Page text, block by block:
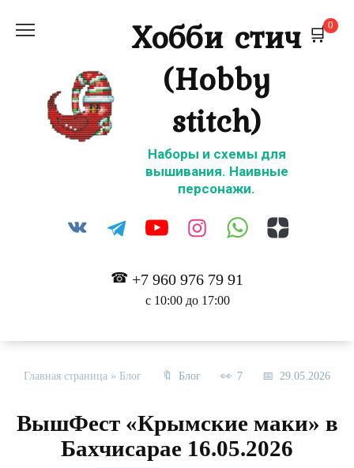
Хобби стич
(Hobby
stitch)
Наборы и схемы для
вышивания. Наивные
персонажи.
+7 960 976 79 91
с 10:00 до 17:00
0
Главная страница » Блог Блог 7 29.05.2026
ВышФест «Крымские маки» в
Бахчисарае 16.05.2026